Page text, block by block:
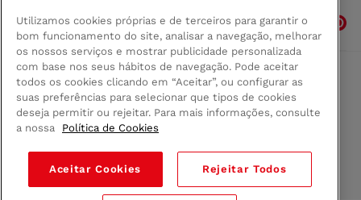
© 2026 Conforama
Comprar na Madeira
Política de privacidad
Termos e Condições
Utilizamos cookies próprias e de terceiros para garantir o
bom funcionamento do site, analisar a navegação, melhorar
os nossos serviços e mostrar publicidade personalizada
com base nos seus hábitos de navegação. Pode aceitar
todos os cookies clicando em “Aceitar”, ou configurar as
suas preferências para selecionar que tipos de cookies
deseja permitir ou rejeitar. Para mais informações, consulte
a nossa
Política de Cookies
Aceitar Cookies Rejeitar Todos